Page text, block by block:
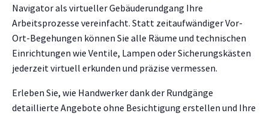
Navigator als virtueller Gebäuderundgang Ihre
Arbeitsprozesse vereinfacht. Statt zeitaufwändiger Vor-
Ort-Begehungen können Sie alle Räume und technischen
Einrichtungen wie Ventile, Lampen oder Sicherungskästen
jederzeit virtuell erkunden und präzise vermessen.
Erleben Sie, wie Handwerker dank der Rundgänge
detaillierte Angebote ohne Besichtigung erstellen und Ihre